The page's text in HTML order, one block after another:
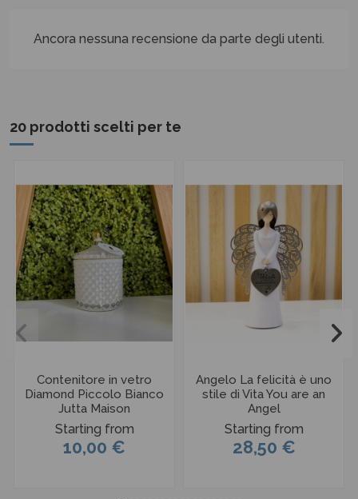
Ancora nessuna recensione da parte degli utenti.
20 prodotti scelti per te
Contenitore in vetro
Diamond Piccolo Bianco
Jutta Maison
Starting from
10,00 €
Angelo La felicità è uno
stile di Vita You are an
Angel
Starting from
28,50 €